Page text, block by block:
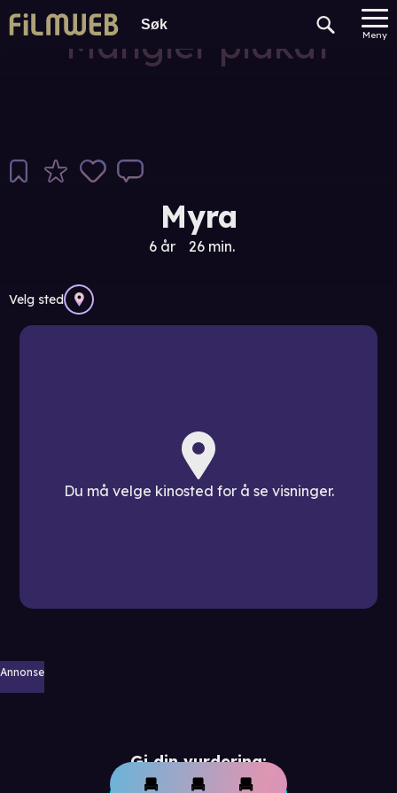
Meny
Mangler plakat
Myra
6 år 26 min.
Velg sted
Du må velge kinosted for å se visninger.
Annonse
Gi din vurdering: